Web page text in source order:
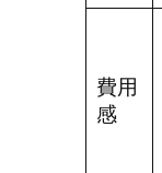
費用
感